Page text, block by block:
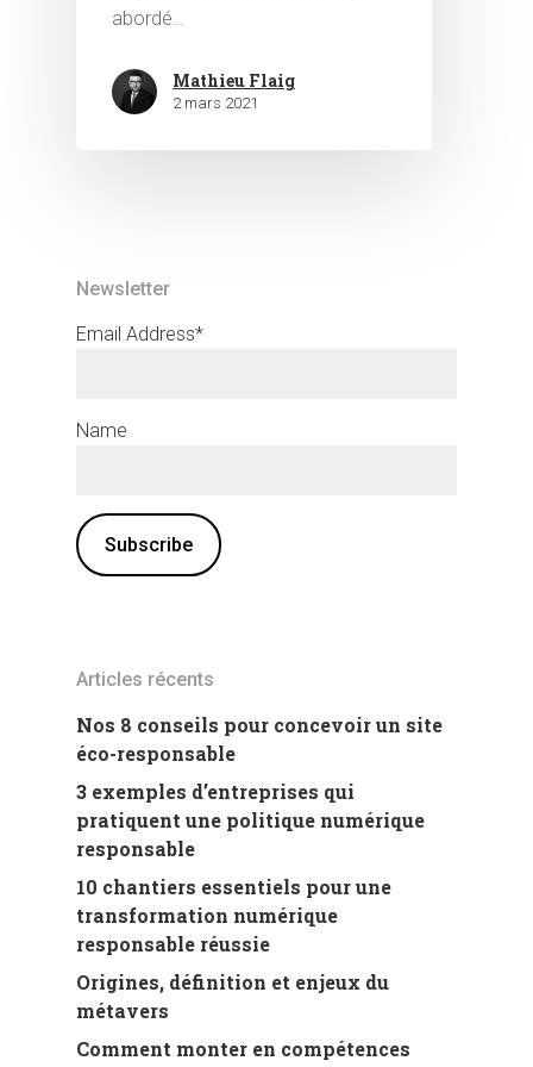
abordé…
Mathieu Flaig
2 mars 2021
Newsletter
Email Address*
Name
Articles récents
Nos 8 conseils pour concevoir un site
éco-responsable
3 exemples d’entreprises qui
pratiquent une politique numérique
responsable
10 chantiers essentiels pour une
transformation numérique
responsable réussie
Origines, définition et enjeux du
métavers
Comment monter en compétences